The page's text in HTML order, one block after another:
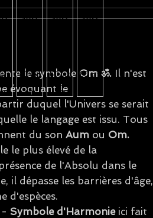
le symbole Om ॐ. Il n'est
évoquant le
duquel l'Univers se serait
le langage est issu. Tous
du son Aum ou Om.
le plus élevé de la
de l'Absolu dans le
il dépasse les barrières d'âge,
d'espèces.
- Symbole d'Harmonie ici fait